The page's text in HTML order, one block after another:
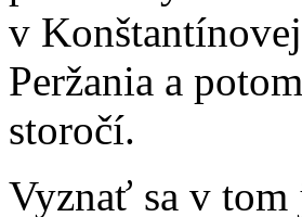
v
Peržania a
storočí.
Vyznať sa v tom